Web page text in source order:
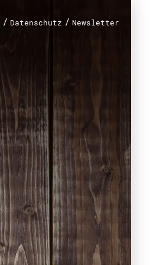
/ Datenschutz / Newsletter